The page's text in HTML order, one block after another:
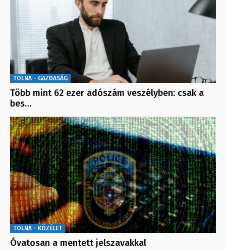
TOLNA - GAZDASÁG
Több mint 62 ezer adószám veszélyben: csak a
bes…
TOLNA - KÖZÉLET
Óvatosan a mentett jelszavakkal